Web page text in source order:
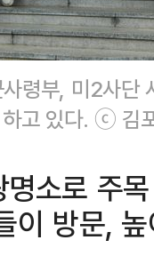
령부, 미2사단
고 있다. ⓒ 김
소로 주
이 방문,